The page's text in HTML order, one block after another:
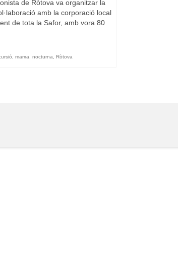
de Ròtova va organitzar la
amb la corporació local
de tota la Safor, amb vora 80
marxa nocturna Ròtova